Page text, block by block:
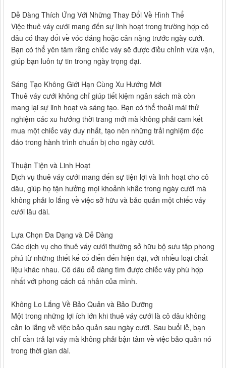
Dễ Dàng Thích Ứng Với Những Thay Đổi Về Hình Thể
Việc thuê váy cưới mang đến sự linh hoạt trong trường hợp cô
dâu có thay đổi về vóc dáng hoặc cân nặng trước ngày cưới.
Bạn có thể yên tâm rằng chiếc váy sẽ được điều chỉnh vừa vặn,
giúp bạn luôn tự tin trong ngày trọng đại.
Sáng Tạo Không Giới Hạn Cùng Xu Hướng Mới
Thuê váy cưới không chỉ giúp tiết kiệm ngân sách mà còn
mang lại sự linh hoạt và sáng tạo. Bạn có thể thoải mái thử
nghiệm các xu hướng thời trang mới mà không phải cam kết
mua một chiếc váy duy nhất, tạo nên những trải nghiệm độc
đáo trong hành trình chuẩn bị cho ngày cưới.
Thuận Tiện và Linh Hoạt
Dịch vụ thuê váy cưới mang đến sự tiện lợi và linh hoạt cho cô
dâu, giúp họ tận hưởng mọi khoảnh khắc trong ngày cưới mà
không phải lo lắng về việc sở hữu và bảo quản một chiếc váy
cưới lâu dài.
Lựa Chọn Đa Dạng và Dễ Dàng
Các dịch vụ cho thuê váy cưới thường sở hữu bộ sưu tập phong
phú từ những thiết kế cổ điển đến hiện đại, với nhiều loại chất
liệu khác nhau. Cô dâu dễ dàng tìm được chiếc váy phù hợp
nhất với phong cách cá nhân của mình.
Không Lo Lắng Về Bảo Quản và Bảo Dưỡng
Một trong những lợi ích lớn khi thuê váy cưới là cô dâu không
cần lo lắng về việc bảo quản sau ngày cưới. Sau buổi lễ, bạn
chỉ cần trả lại váy mà không phải bận tâm về việc bảo quản nó
trong thời gian dài.